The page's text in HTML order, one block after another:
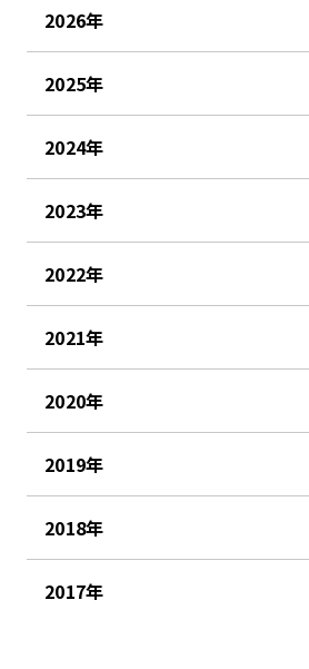
2026年
2025年
2024年
2023年
2022年
2021年
2020年
2019年
2018年
2017年